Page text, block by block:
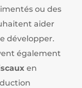
ou des
aider
développer.
également
en